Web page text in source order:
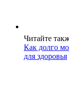
Читайте
Как долго
для здоровья